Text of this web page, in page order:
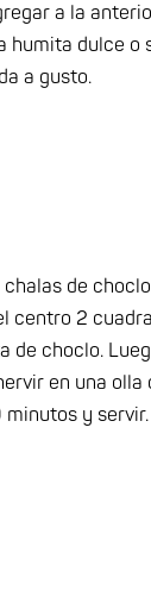
a la
humita dulce o
a gusto.
de
centro 2
de choclo.
en una olla
minutos y servir.